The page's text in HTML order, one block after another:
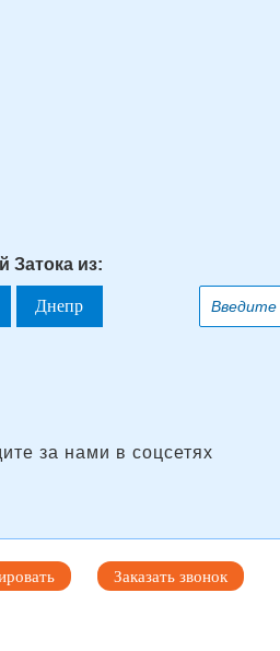
Затока из:
Днепр
за нами в соцсетях
Заказать звонок